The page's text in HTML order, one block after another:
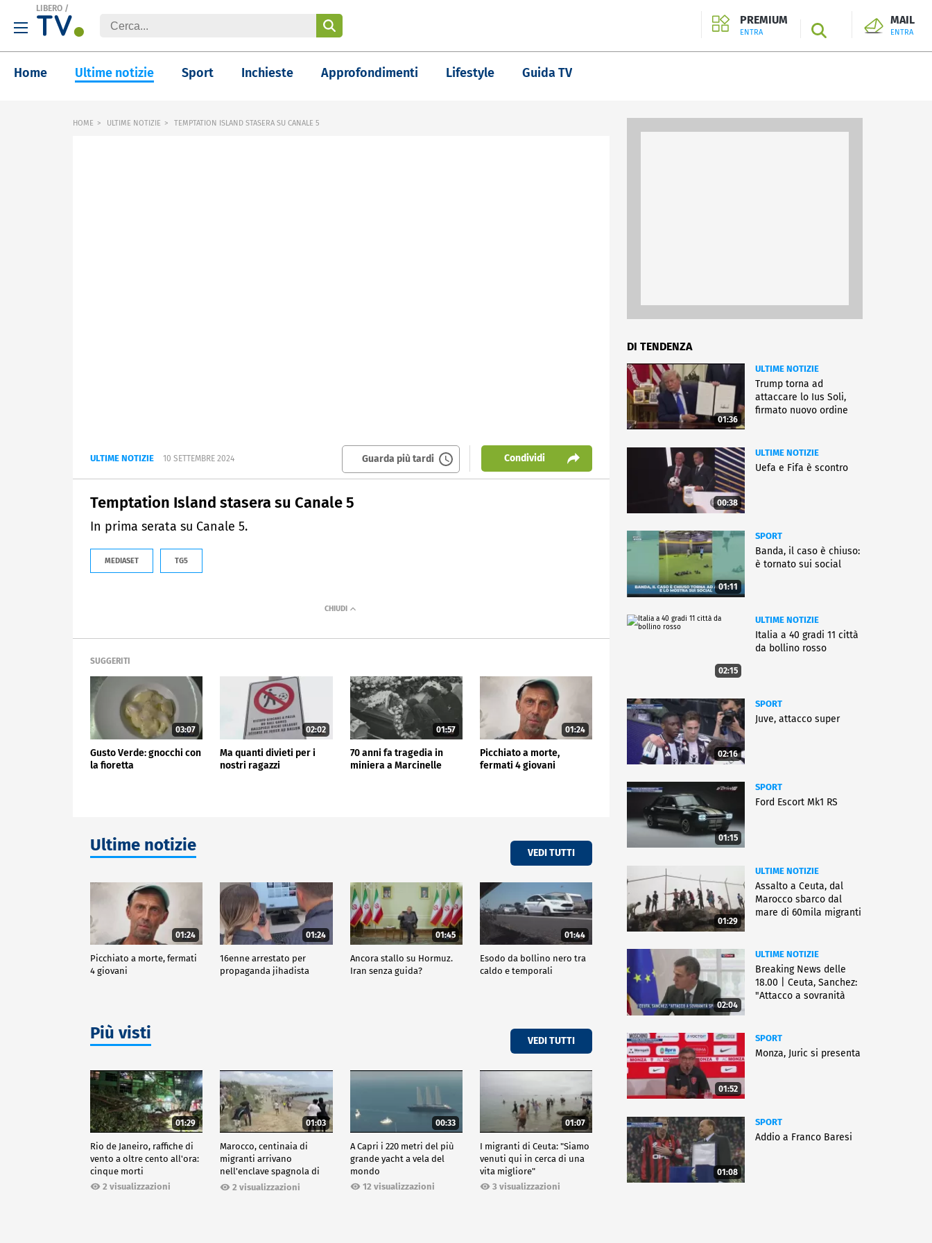
LIBERO /
PREMIUM
ENTRA SEARCH
MAIL
ENTRA
Home Ultime notizie Sport Inchieste Approfondimenti Lifestyle Guida TV
HOME ULTIME NOTIZIE TEMPTATION ISLAND STASERA SU CANALE 5
ULTIME NOTIZIE 10 SETTEMBRE 2024 Guarda più tardi Condividi
Temptation Island stasera su Canale 5
In prima serata su Canale 5.
MEDIASET TG5
SUGGERITI
03:07
Gusto Verde: gnocchi con
la fioretta
02:02
Ma quanti divieti per i
nostri ragazzi
01:57
70 anni fa tragedia in
miniera a Marcinelle
01:24
Picchiato a morte,
fermati 4 giovani
Ultime notizie VEDI TUTTI
01:24
Picchiato a morte, fermati
4 giovani
01:24
16enne arrestato per
propaganda jihadista
01:45
Ancora stallo su Hormuz.
Iran senza guida?
01:44
Esodo da bollino nero tra
caldo e temporali
Più visti VEDI TUTTI
01:29
Rio de Janeiro, raffiche di
vento a oltre cento all'ora:
cinque morti
2 visualizzazioni
01:03
Marocco, centinaia di
migranti arrivano
nell'enclave spagnola di
Ceuta2 visualizzazioni
00:33
A Capri i 220 metri del più
grande yacht a vela del
mondo
12 visualizzazioni
01:07
I migranti di Ceuta: "Siamo
venuti qui in cerca di una
vita migliore"
3 visualizzazioni
DI TENDENZA
01:36
ULTIME NOTIZIE
Trump torna ad
attaccare lo Ius Soli,
firmato nuovo ordine
00:38
ULTIME NOTIZIE
Uefa e Fifa è scontro
01:11
SPORT
Banda, il caso è chiuso:
è tornato sui social
02:15
ULTIME NOTIZIE
Italia a 40 gradi 11 città
da bollino rosso
02:16
SPORT
Juve, attacco super
01:15
SPORT
Ford Escort Mk1 RS
01:29
ULTIME NOTIZIE
Assalto a Ceuta, dal
Marocco sbarco dal
mare di 60mila migranti
02:04
ULTIME NOTIZIE
Breaking News delle
18.00 | Ceuta, Sanchez:
"Attacco a sovranità
01:52
SPORT
Monza, Juric si presenta
01:08
SPORT
Addio a Franco Baresi